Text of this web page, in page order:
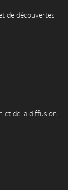
de découvertes
et de la diffusion